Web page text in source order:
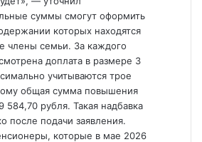
суммы смогут оформить
которых находятся
члены семьи. За каждого
доплата в размере 3
учитываются трое
общая сумма повышения
584,70 рубля. Такая надбавка
после подачи заявления.
которые в мае 2026